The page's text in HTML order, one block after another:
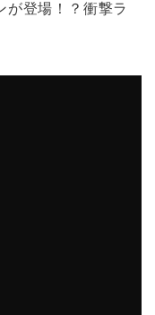
登場！？衝撃ラ